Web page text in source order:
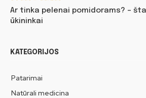
Ar tinka pelenai pomidorams? –
ūkininkai
KATEGORIJOS
Patarimai
Natūrali medicina